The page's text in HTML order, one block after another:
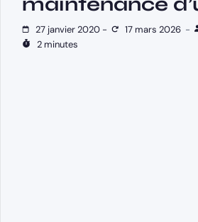
27 janvier 2020 - 17 mars 2026 -
2 minutes